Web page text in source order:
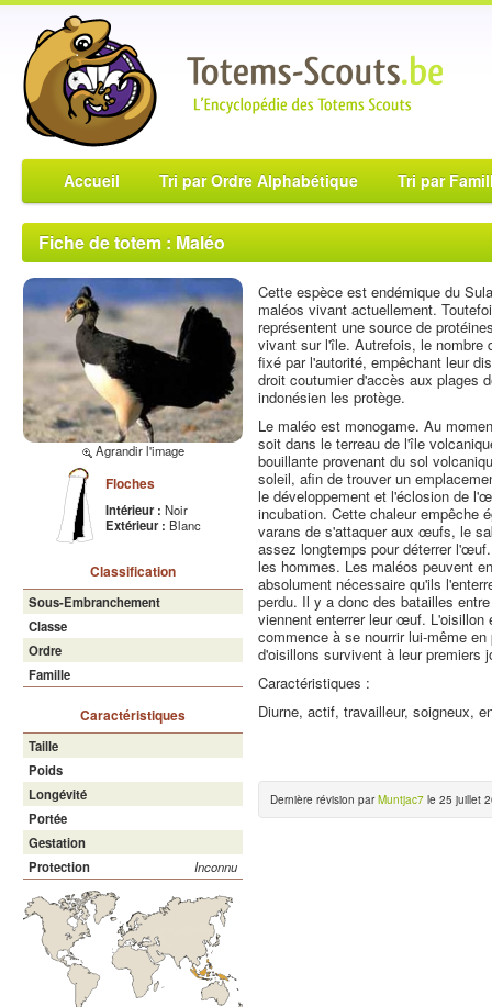
Accueil Tri par Ordre Alphabétique Tri par
Fiche de totem : Maléo
Agrandir l'image
Floches
Intérieur : Noir
Extérieur : Blanc
Classification
Sous-Embranchement
Classe
Ordre
Famille
Caractéristiques
Taille
Poids
Longévité
Portée
Gestation
Protection
Inconnu
Cette espèce est endémique du
maléos vivant actuellement.
représentent une source de
vivant sur l'île. Autrefois, le
fixé par l'autorité, empêchant leur
droit coutumier d'accès aux plages
indonésien les protège.
Le maléo est monogame. Au
soit dans le terreau de l'île
bouillante provenant du sol
soleil, afin de trouver un
le développement et l'éclosion de
incubation. Cette chaleur empêche
varans de s'attaquer aux œufs, le
assez longtemps pour déterrer
les hommes. Les maléos peuvent
absolument nécessaire qu'ils
perdu. Il y a donc des batailles
viennent enterrer leur œuf.
commence à se nourrir lui-même
d'oisillons survivent à leur premiers
Caractéristiques :
Diurne, actif, travailleur, soigneux,
Dernière révision parMuntjac7 le 25 juillet